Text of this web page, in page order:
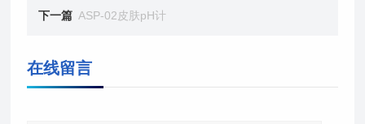
下一篇 ASP-02皮肤pH计
在线留言